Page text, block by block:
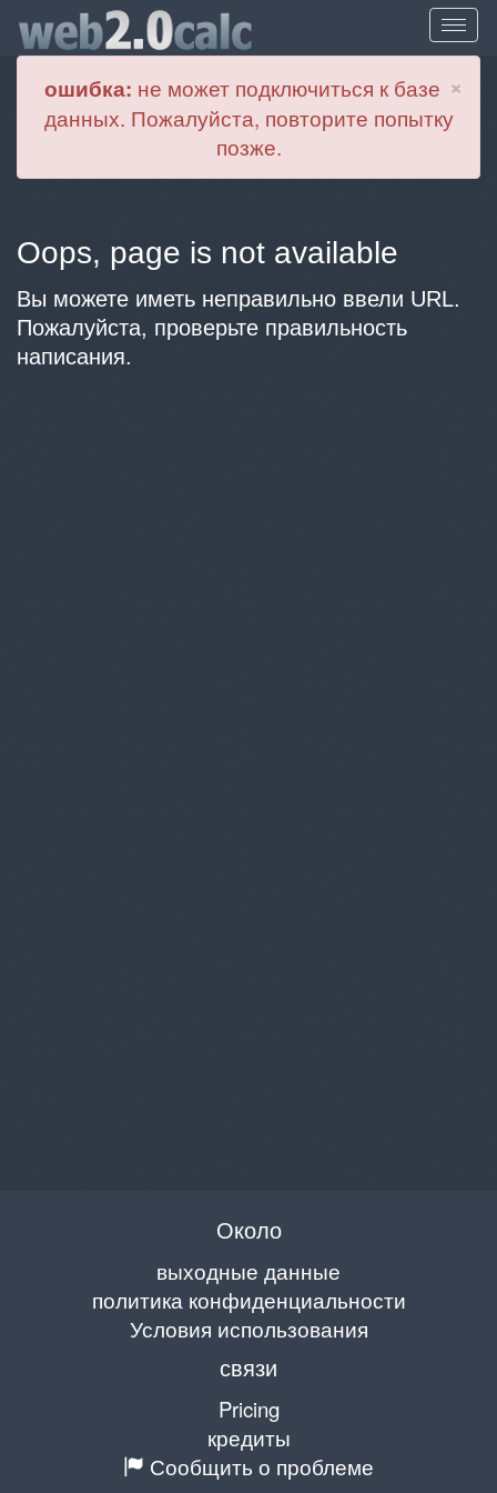
×
ошибка: не может подключиться к базе
данных. Пожалуйста, повторите попытку
позже.
Oops, page is not available
Вы можете иметь неправильно ввели URL.
Пожалуйста, проверьте правильность
написания.
Около
выходные данные
политика конфиденциальности
Условия использования
связи
Pricing
кредиты
Сообщить о проблеме